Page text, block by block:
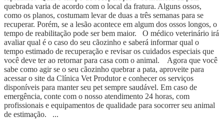
quebrada varia de acordo com o local da fratura. Alguns ossos,
como os planos, costumam levar de duas a três semanas para se
recuperar. Porém, se a lesão acontece em algum dos ossos longos, o
tempo de reabilitação pode ser bem maior. O médico veterinário irá
avaliar qual é o caso do seu cãozinho e saberá informar qual o
tempo estimado de recuperação e revisar os cuidados especiais que
você deve ter ao retornar para casa com o animal. Agora que você
sabe como agir se o seu cãozinho quebrar a pata, aproveite para
acessar o site da Clínica Vet Produtor e conhecer os serviços
disponíveis para manter seu pet sempre saudável. Em caso de
emergência, conte com o nosso atendimento 24 horas, com
profissionais e equipamentos de qualidade para socorrer seu animal
de estimação. ...